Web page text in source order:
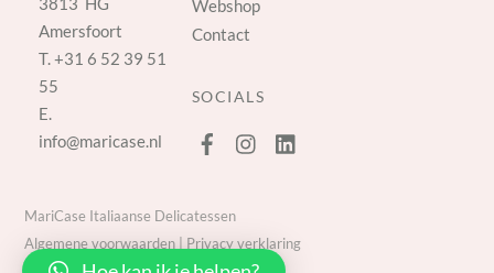
Amersfoort
T.+31 6 52 39 51
55
E.
info@maricase.nl
Webshop
Contact
SOCIALS
MariCase Italiaanse Delicatessen
Algemene voorwaarden
Privacy verklaring